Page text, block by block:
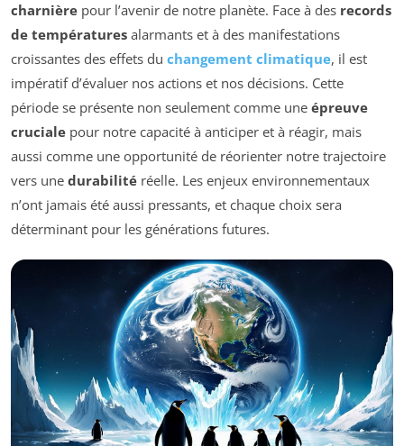
charnière pour l’avenir de notre planète. Face à des records
de températures alarmants et à des manifestations
croissantes des effets du changement climatique, il est
impératif d’évaluer nos actions et nos décisions. Cette
période se présente non seulement comme une épreuve
cruciale pour notre capacité à anticiper et à réagir, mais
aussi comme une opportunité de réorienter notre trajectoire
vers une durabilité réelle. Les enjeux environnementaux
n’ont jamais été aussi pressants, et chaque choix sera
déterminant pour les générations futures.